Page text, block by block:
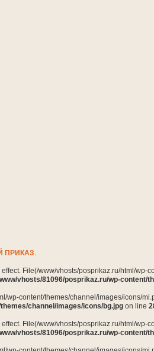
ПРИКАЗ.
File(/www/vhosts/posprikaz.ru/html/
vhosts/81096/posprikaz.ru/wp-content/
wp-content/themes/channel/images/icons/
channel/images/icons/bg.jpg on line
File(/www/vhosts/posprikaz.ru/html/
vhosts/81096/posprikaz.ru/wp-content/